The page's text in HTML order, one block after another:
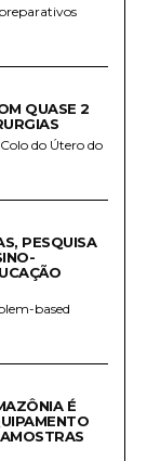
QUASE 2
do Útero do
PESQUISA
based
É